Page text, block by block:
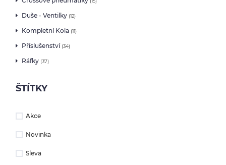
Výsledky
Výsledky
nás
Kontakty
Duše - Ventilky (12)
Kompletní Kola (11)
Příslušenství (34)
Ráfky (37)
ŠTÍTKY
Akce
Novinka
Sleva